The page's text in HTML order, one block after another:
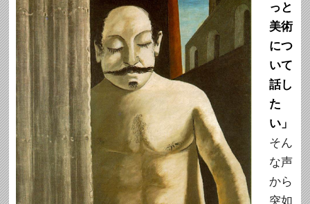
っと
美術
につ
いて
話し
た
い」
そん
な声
から
突如